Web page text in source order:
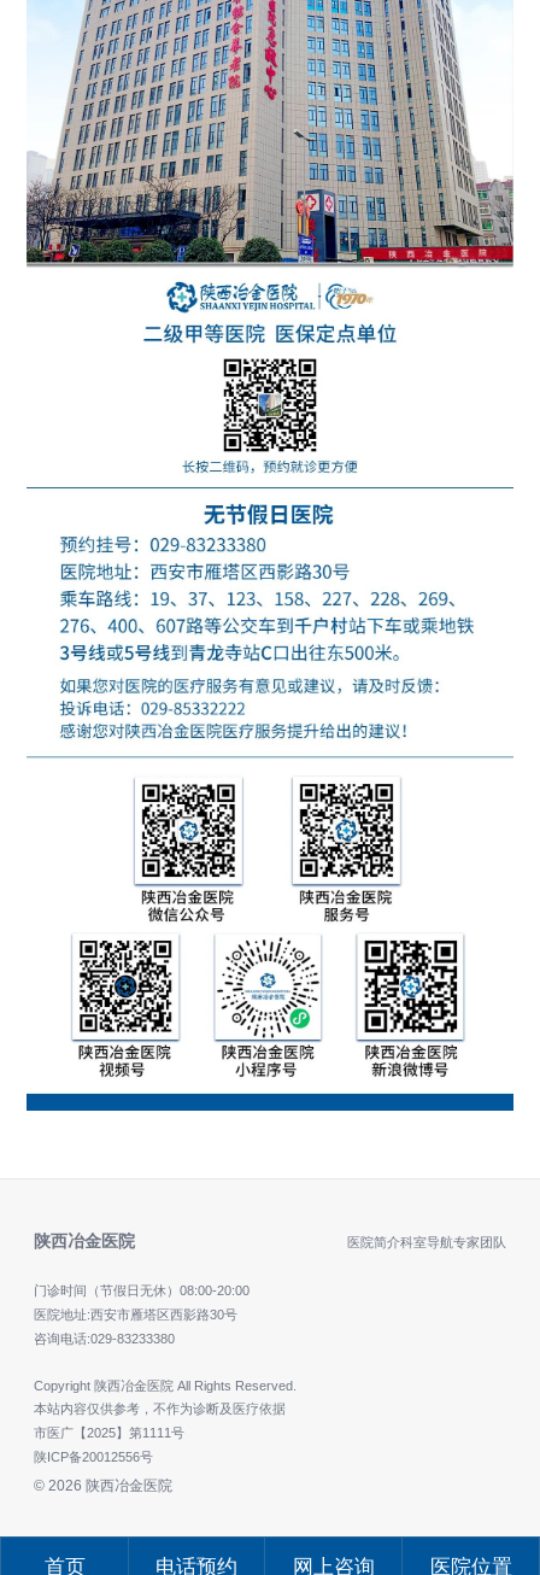
陕西冶金医院 医院简介科室导航专家团队
门诊时间（节假日无休） 08:00-20:00
医院地址:西安市雁塔区西影路30号
咨询电话:029-83233380
Copyright 陕西冶金医院 All Rights Reserved.
本站内容仅供参考，不作为诊断及医疗依据
市医广【2025】第1111号
陕ICP备20012556号
© 2026 陕西冶金医院
首页 电话预约 网上咨询 医院位置